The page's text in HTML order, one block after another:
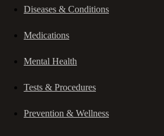
Diseases & Conditions
Medications
Mental Health
Tests & Procedures
Prevention & Wellness